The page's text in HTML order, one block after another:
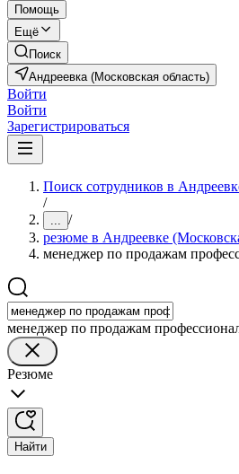
Помощь
Ещё
Поиск
Андреевка (Московская область)
Войти
Войти
Зарегистрироваться
Поиск сотрудников в
/
... /
резюме в Андреевке
менеджер по продажам
менеджер по продажам
Резюме
Найти